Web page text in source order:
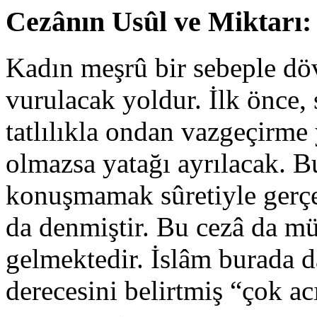
Cezânın Usûl ve Miktarı:
Kadın meşrû bir sebeple
vurulacak yoldur. İlk önce,
tatlılıkla ondan
olmazsa yatağı ayrılacak.
konuşmamak sûretiyle
da denmiştir. Bu cezâ da
gelmektedir. İslâm burada
derecesini belirtmiş “çok